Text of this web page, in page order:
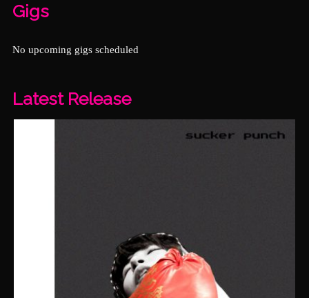
Gigs
No upcoming gigs scheduled
Latest Release